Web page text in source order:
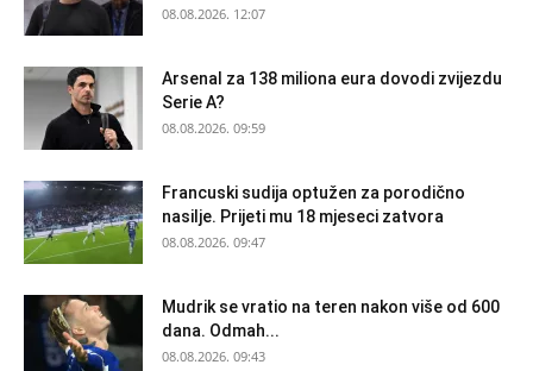
08.08.2026. 12:07
Arsenal za 138 miliona eura dovodi zvijezdu
Serie A?
08.08.2026. 09:59
Francuski sudija optužen za porodično
nasilje. Prijeti mu 18 mjeseci zatvora
08.08.2026. 09:47
Mudrik se vratio na teren nakon više od 600
dana. Odmah...
08.08.2026. 09:43